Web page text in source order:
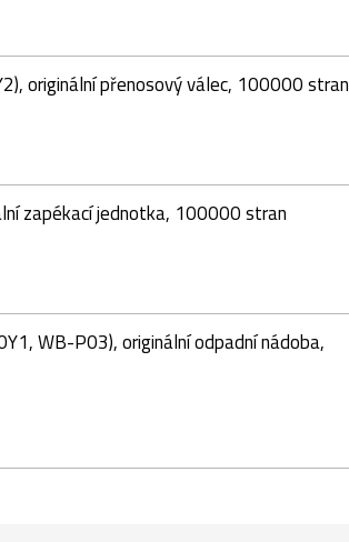
originální přenosový válec, 100000 stran
zapékací jednotka, 100000 stran
WB-P03), originální odpadní nádoba,